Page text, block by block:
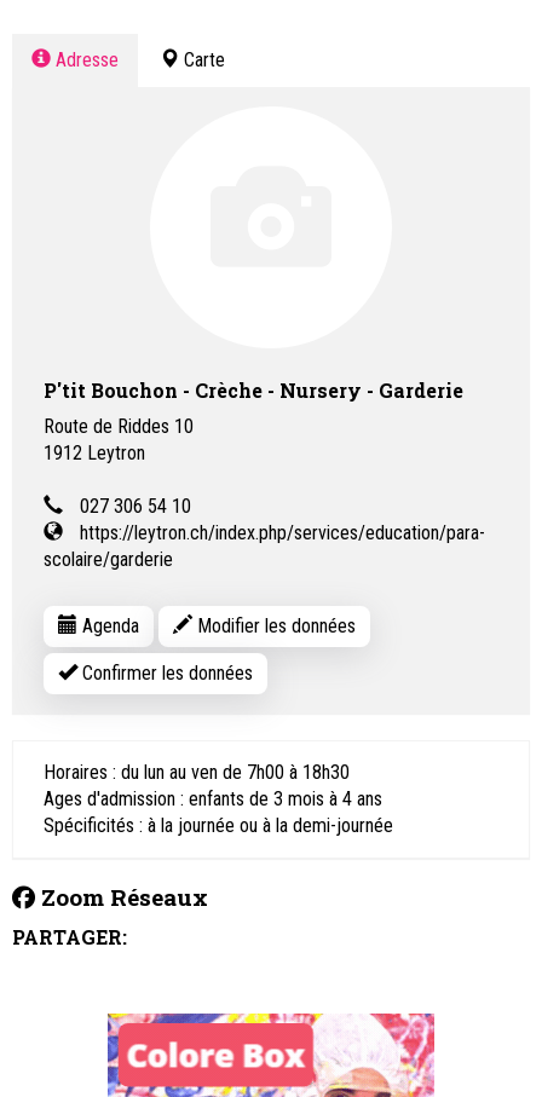
Adresse Carte
P'tit Bouchon - Crèche - Nursery - Garderie
Route de Riddes 10
1912 Leytron
027 306 54 10
https://leytron.ch/index.php/services/education/para-
scolaire/garderie
Agenda Modifier les données
Confirmer les données
Horaires : du lun au ven de 7h00 à 18h30
Ages d'admission : enfants de 3 mois à 4 ans
Spécificités : à la journée ou à la demi-journée
Zoom Réseaux
PARTAGER: